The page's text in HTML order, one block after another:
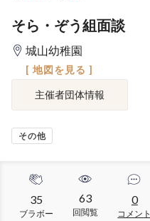
そら・ぞう組面談
城山幼稚園
[ 地図を見る ]
主催者団体情報
その他
35
ブラボー
63
回閲覧
0
コメント